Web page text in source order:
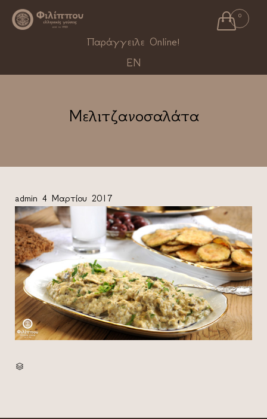
 0
Παράγγειλε Online!
EN
Μελιτζανοσαλάτα
admin 4 Μαρτίου 2017
